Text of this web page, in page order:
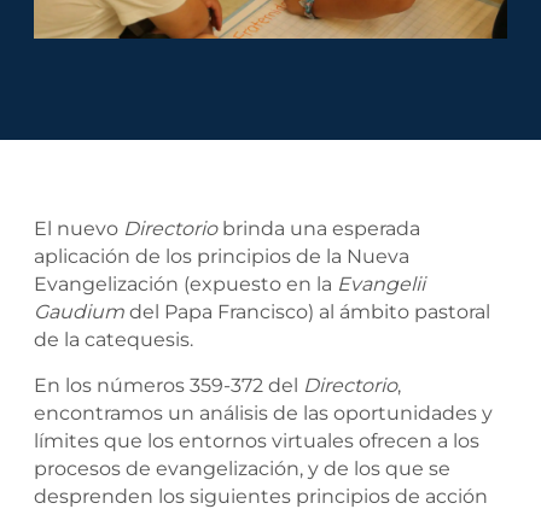
El nuevo Directoriobrinda una esperada
aplicación de los principios de la Nueva
Evangelización (expuesto en la Evangelii
Gaudium del Papa Francisco) al ámbito pastoral
de la catequesis.
En los números 359-372 del Directorio,
encontramos un análisis de las oportunidades y
límites que los entornos virtuales ofrecen a los
procesos de evangelización, y de los que se
desprenden los siguientes principios de acción